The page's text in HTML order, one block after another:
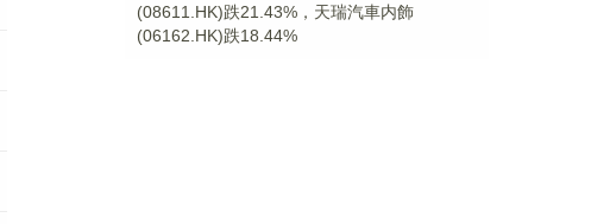
(08611.HK)跌21.43%，天瑞汽車内飾
(06162.HK)跌18.44%